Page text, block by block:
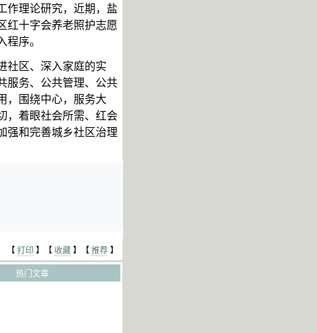
作理论研究，近期，盐
红十字会养老照护志愿
序。
社区、深入家庭的实
服务、公共管理、公共
，围绕中心，服务大
，着眼社会所需、红会
强和完善城乡社区治理
【 打印 】【 收藏 】【 推荐 】
热门文章